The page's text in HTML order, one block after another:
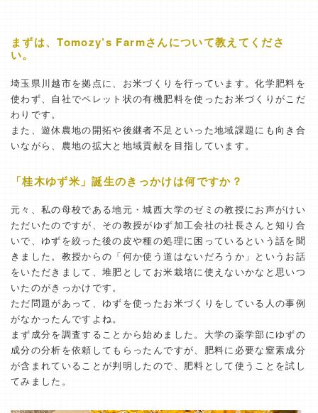
まずは、Tomozy’s Farmさんについて教えてくださ
い。
埼玉県川越市を拠点に、お米づくりを行っています。化学肥料を
使わず、自社でペレット状の有機肥料を使ったお米づくりがこだ
わりです。
また、遊休農地の開拓や後継者不足といった地域課題にも向き合
いながら、農地の拡大と地域貢献を目指しています。
「桂木ゆず米」誕生のきっかけは何ですか？
元々、私の母校である地元・城西大学のゼミの教授にお声がけい
ただいたのですが、その教授がゆず加工会社の社長さんと知り合
いで、ゆずを絞った後の皮や種の処理に困っているという話を聞
きました。教授からの「何か使う道はないだろうか」というお話
をいただきまして、堆肥としてお米栽培に使えないかなと思いつ
いたのがきっかけです。
ただ問題があって、ゆずを使ったお米づくりをしている人の事例
がなかったんですよね。
まず成分を調査することから始めました。大学の薬学部にゆずの
成分の分析を依頼してもらったんですが、肥料に必要な窒素成分
が含まれていることが判明したので、肥料として使うことを試し
てみました。